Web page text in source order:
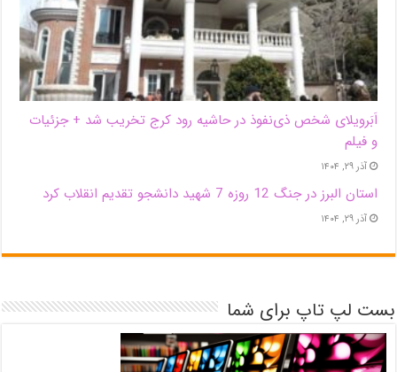
اَبَر‌ویلای شخص ذی‌نفوذ در حاشیه‌ رود کرج تخریب شد + جزئیات
و فیلم
آذر ۲۹, ۱۴۰۴
استان البرز در جنگ 12 روزه 7 شهید دانشجو تقدیم انقلاب کرد
آذر ۲۹, ۱۴۰۴
بست لپ تاپ برای شما